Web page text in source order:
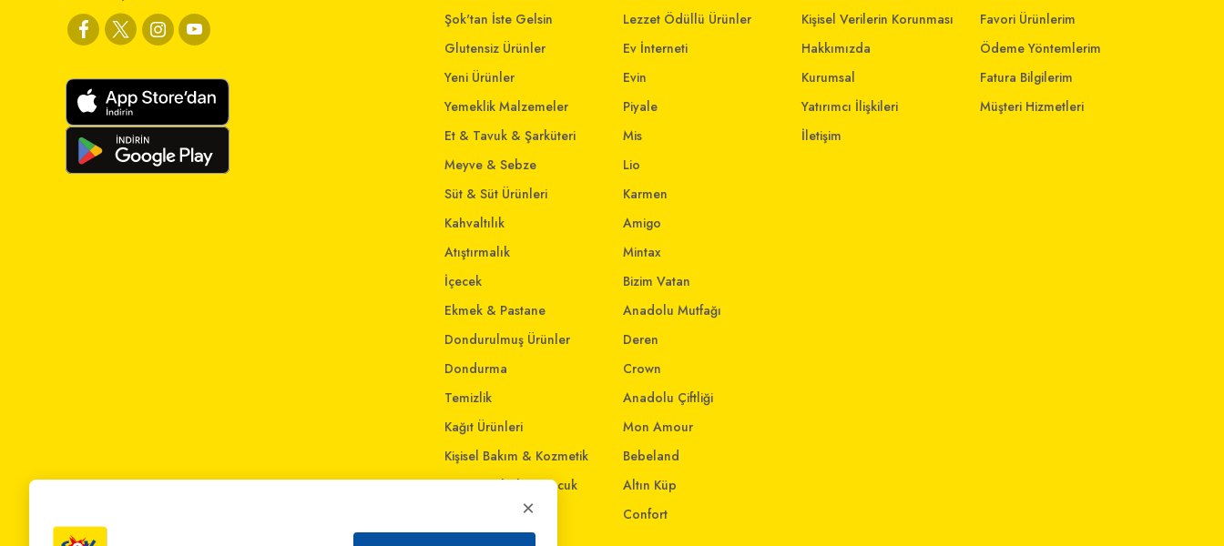
Şok'tan İste Gelsin
Glutensiz Ürünler
Yeni Ürünler
Yemeklik Malzemeler
Et & Tavuk & Şarküteri
Meyve & Sebze
Süt & Süt Ürünleri
Kahvaltılık
Atıştırmalık
İçecek
Ekmek & Pastane
Dondurulmuş Ürünler
Dondurma
Temizlik
Kağıt Ürünleri
Kişisel Bakım & Kozmetik
Anne - Bebek & Çocuk
Lezzet Ödüllü Ürünler
Ev İnterneti
Evin
Piyale
Mis
Lio
Karmen
Amigo
Mintax
Bizim Vatan
Anadolu Mutfağı
Deren
Crown
Anadolu Çiftliği
Mon Amour
Bebeland
Altın Küp
Confort
Kişisel Verilerin Korunması
Hakkımızda
Kurumsal
Yatırımcı İlişkileri
İletişim
Favori Ürünlerim
Ödeme Yöntemlerim
Fatura Bilgilerim
Müşteri Hizmetleri
×